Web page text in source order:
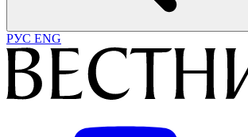
РУС ENG